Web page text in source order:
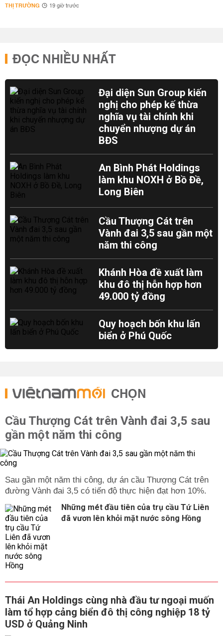
THỊ TRƯỜNG 19 giờ trước
ĐỌC NHIỀU NHẤT
Đại diện Sun Group kiến
nghị cho phép kế thừa
nghĩa vụ tài chính khi
chuyển nhượng dự án
BĐS
An Bình Phát Holdings
làm khu NOXH ở Bồ Đề,
Long Biên
Cầu Thượng Cát trên
Vành đai 3,5 sau gần một
năm thi công
Khánh Hòa đề xuất làm
khu đô thị hỗn hợp hơn
49.000 tỷ đồng
Quy hoạch bốn khu lấn
biển ở Phú Quốc
CHỌN
Cầu Thượng Cát trên Vành đai 3,5 sau
gần một năm thi công
Sau gần một năm thi công, dự án cầu Thượng Cát trên
đường Vành đai 3,5 có tiến độ thực hiện đạt hơn 10%.
Những mét đầu tiên của trụ cầu Tứ Liên
đã vươn lên khỏi mặt nước sông Hồng
Thái An Holdings cùng nhà đầu tư ngoại muốn
làm tổ hợp cảng biển đô thị công nghiệp 18 tỷ
USD ở Quảng Ninh